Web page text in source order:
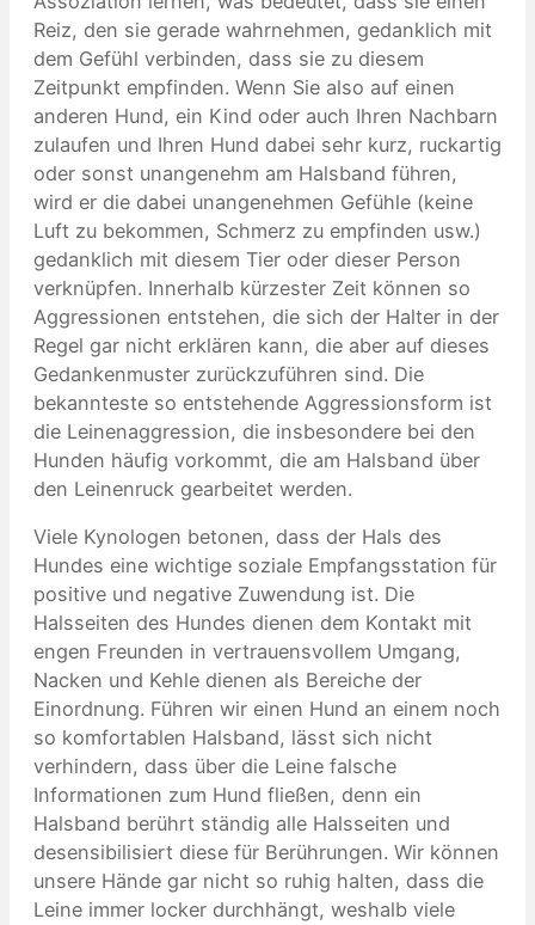
Reiz, den sie gerade wahrnehmen, gedanklich mit
dem Gefühl verbinden, dass sie zu diesem
Zeitpunkt empfinden. Wenn Sie also auf einen
anderen Hund, ein Kind oder auch Ihren Nachbarn
zulaufen und Ihren Hund dabei sehr kurz, ruckartig
oder sonst unangenehm am Halsband führen,
wird er die dabei unangenehmen Gefühle (keine
Luft zu bekommen, Schmerz zu empfinden usw.)
gedanklich mit diesem Tier oder dieser Person
verknüpfen. Innerhalb kürzester Zeit können so
Aggressionen entstehen, die sich der Halter in der
Regel gar nicht erklären kann, die aber auf dieses
Gedankenmuster zurückzuführen sind. Die
bekannteste so entstehende Aggressionsform ist
die Leinenaggression, die insbesondere bei den
Hunden häufig vorkommt, die am Halsband über
den Leinenruck gearbeitet werden.
Viele Kynologen betonen, dass der Hals des
Hundes eine wichtige soziale Empfangsstation für
positive und negative Zuwendung ist. Die
Halsseiten des Hundes dienen dem Kontakt mit
engen Freunden in vertrauensvollem Umgang,
Nacken und Kehle dienen als Bereiche der
Einordnung. Führen wir einen Hund an einem noch
so komfortablen Halsband, lässt sich nicht
verhindern, dass über die Leine falsche
Informationen zum Hund fließen, denn ein
Halsband berührt ständig alle Halsseiten und
desensibilisiert diese für Berührungen. Wir können
unsere Hände gar nicht so ruhig halten, dass die
Leine immer locker durchhängt, weshalb viele